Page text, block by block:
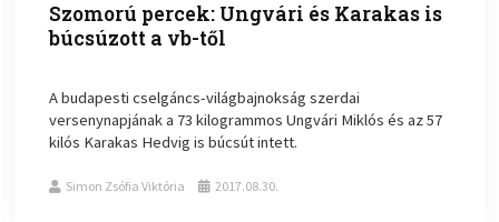
Szomorú percek: Ungvári és Karakas is
búcsúzott a vb-től
A budapesti cselgáncs-világbajnokság szerdai
versenynapjának a 73 kilogrammos Ungvári Miklós és az 57
kilós Karakas Hedvig is búcsút intett.
Simon Zsófia Viktória 2017.08.30.